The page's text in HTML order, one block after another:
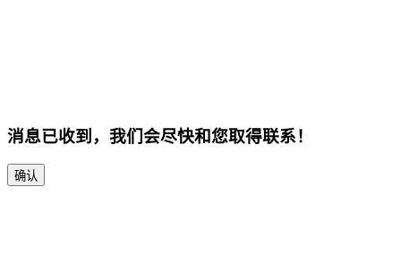
消息已收到，我们会尽快和您取得联系！
确认